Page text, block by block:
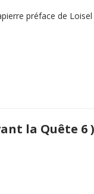
préface de Loisel
la Quête